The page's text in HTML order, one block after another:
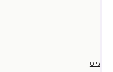
גיוס